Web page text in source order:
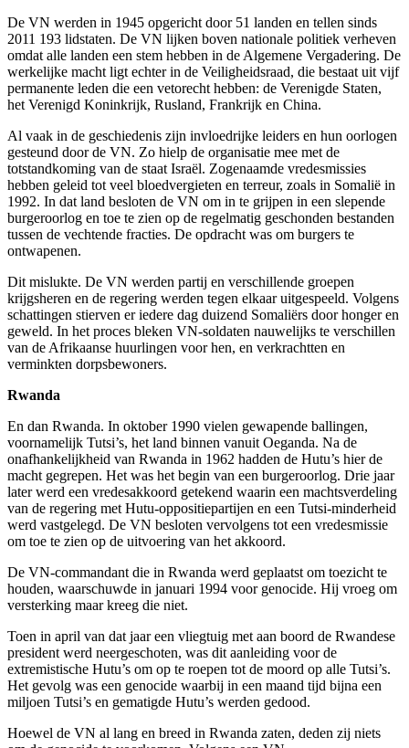
De VN werden in 1945 opgericht door 51 landen en tellen sinds
2011 193 lidstaten. De VN lijken boven nationale politiek verheven
omdat alle landen een stem hebben in de Algemene Vergadering. De
werkelijke macht ligt echter in de Veiligheidsraad, die bestaat uit vijf
permanente leden die een vetorecht hebben: de Verenigde Staten,
het Verenigd Koninkrijk, Rusland, Frankrijk en China.
Al vaak in de geschiedenis zijn invloedrijke leiders en hun oorlogen
gesteund door de VN. Zo hielp de organisatie mee met de
totstandkoming van de staat Israël. Zogenaamde vredesmissies
hebben geleid tot veel bloedvergieten en terreur, zoals in Somalië in
1992. In dat land besloten de VN om in te grijpen in een slepende
burgeroorlog en toe te zien op de regelmatig geschonden bestanden
tussen de vechtende fracties. De opdracht was om burgers te
ontwapenen.
Dit mislukte. De VN werden partij en verschillende groepen
krijgsheren en de regering werden tegen elkaar uitgespeeld. Volgens
schattingen stierven er iedere dag duizend Somaliërs door honger en
geweld. In het proces bleken VN-soldaten nauwelijks te verschillen
van de Afrikaanse huurlingen voor hen, en verkrachtten en
verminkten dorpsbewoners.
Rwanda
En dan Rwanda. In oktober 1990 vielen gewapende ballingen,
voornamelijk Tutsi’s, het land binnen vanuit Oeganda. Na de
onafhankelijkheid van Rwanda in 1962 hadden de Hutu’s hier de
macht gegrepen. Het was het begin van een burgeroorlog. Drie jaar
later werd een vredesakkoord getekend waarin een machtsverdeling
van de regering met Hutu-oppositiepartijen en een Tutsi-minderheid
werd vastgelegd. De VN besloten vervolgens tot een vredesmissie
om toe te zien op de uitvoering van het akkoord.
De VN-commandant die in Rwanda werd geplaatst om toezicht te
houden, waarschuwde in januari 1994 voor genocide. Hij vroeg om
versterking maar kreeg die niet.
Toen in april van dat jaar een vliegtuig met aan boord de Rwandese
president werd neergeschoten, was dit aanleiding voor de
extremistische Hutu’s om op te roepen tot de moord op alle Tutsi’s.
Het gevolg was een genocide waarbij in een maand tijd bijna een
miljoen Tutsi’s en gematigde Hutu’s werden gedood.
Hoewel de VN al lang en breed in Rwanda zaten, deden zij niets